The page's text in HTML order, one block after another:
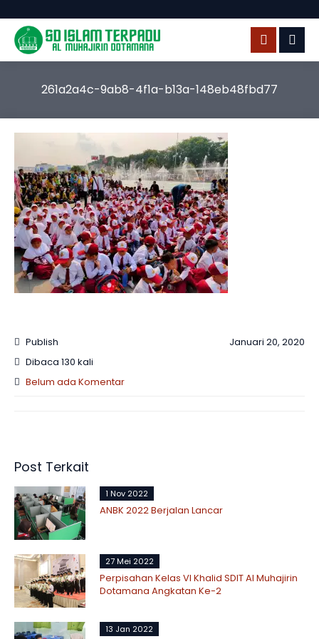
261a2a4c-9ab8-4f1a-b13a-148eb48fbd77
Publish
Januari 20, 2020
Dibaca 130 kali
Belum ada Komentar
Post Terkait
1 Nov 2022
ANBK 2022 Berjalan Lancar
27 Mei 2022
Perpisahan Kelas VI Khalid SDIT Al Muhajirin
Dotamana Angkatan Ke-2
13 Jan 2022